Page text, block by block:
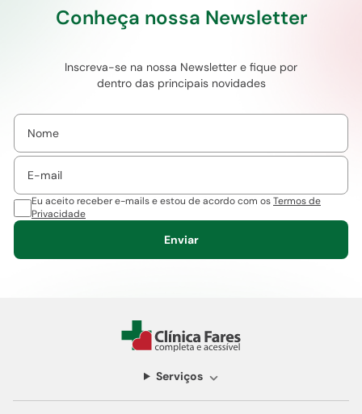
Conheça nossa Newsletter
Inscreva-se na nossa Newsletter e fique por
dentro das principais novidades
Eu aceito receber e-mails e estou de acordo com osTermos de
Privacidade
Enviar
Serviços